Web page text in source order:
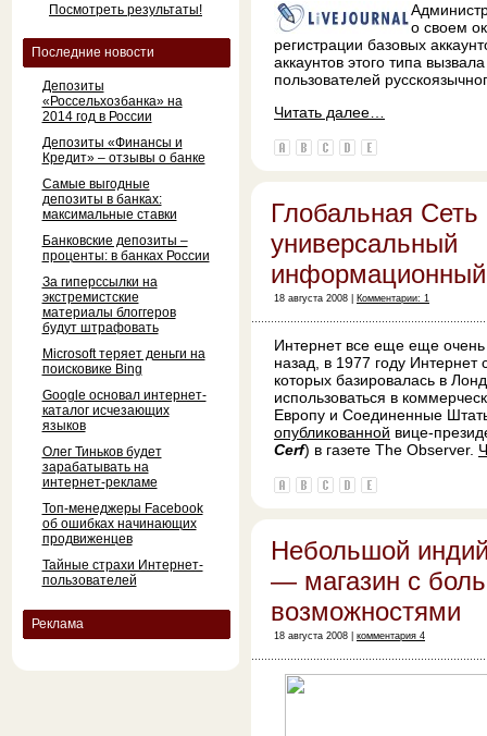
Посмотреть результаты!
Последние новости
Депозиты
«Россельхозбанка» на
2014 год в России
Депозиты «Финансы и
Кредит» – отзывы о банке
Самые выгодные
депозиты в банках:
максимальные ставки
Банковские депозиты –
проценты: в банках России
За гиперссылки на
экстремистские
материалы блоггеров
будут штрафовать
Microsoft теряет деньги на
поисковике Bing
Google основал интернет-
каталог исчезающих
языков
Олег Тиньков будет
зарабатывать на
интернет-рекламе
Топ-менеджеры Facebook
об ошибках начинающих
продвиженцев
Тайные страхи Интернет-
пользователей
Реклама
о своем
регистрации базовых
аккаунтов этого типа
пользователей
Читать далее…
Глобальная Сеть
универсальный
информационный
18 августа 2008 | Комментарии: 1
Интернет все еще еще
назад, в 1977 году Интернет
которых базировалась в
использоваться в
Европу и Соединенные
опубликованной вице-
Cerf) в газете The Observer.
Небольшой
— магазин с
возможностями
18 августа 2008 | комментария 4